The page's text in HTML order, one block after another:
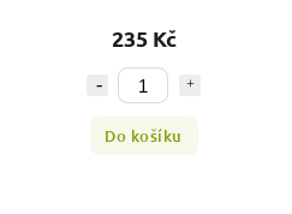
235 Kč
Do košíku